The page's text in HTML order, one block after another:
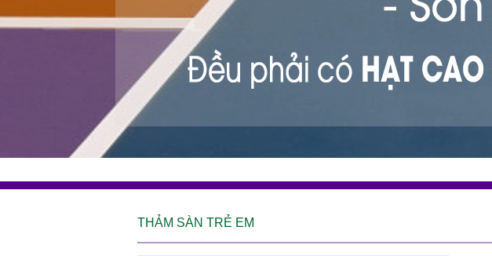
THẢM SÀN TRẺ EM